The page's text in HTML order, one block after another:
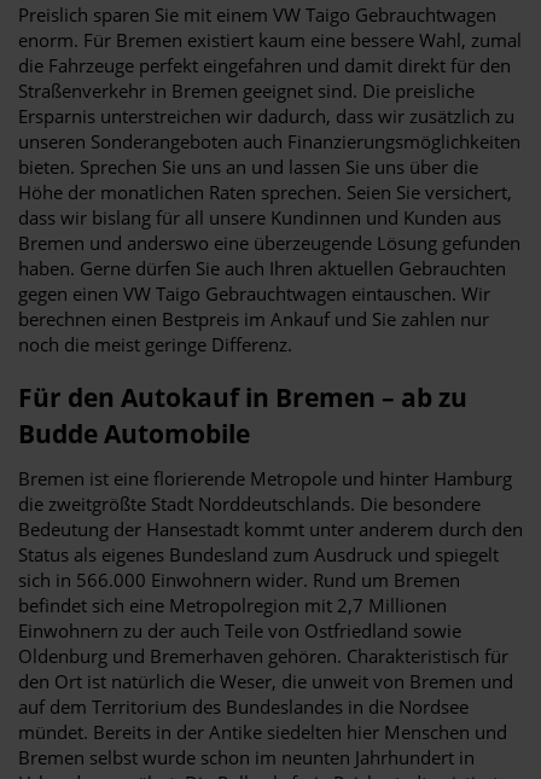
Preislich sparen Sie mit einem VW Taigo Gebrauchtwagen
enorm. Für Bremen existiert kaum eine bessere Wahl, zumal
die Fahrzeuge perfekt eingefahren und damit direkt für den
Straßenverkehr in Bremen geeignet sind. Die preisliche
Ersparnis unterstreichen wir dadurch, dass wir zusätzlich zu
unseren Sonderangeboten auch Finanzierungsmöglichkeiten
bieten. Sprechen Sie uns an und lassen Sie uns über die
Höhe der monatlichen Raten sprechen. Seien Sie versichert,
dass wir bislang für all unsere Kundinnen und Kunden aus
Bremen und anderswo eine überzeugende Lösung gefunden
haben. Gerne dürfen Sie auch Ihren aktuellen Gebrauchten
gegen einen VW Taigo Gebrauchtwagen eintauschen. Wir
berechnen einen Bestpreis im Ankauf und Sie zahlen nur
noch die meist geringe Differenz.
Für den Autokauf in Bremen – ab zu
Budde Automobile
Bremen ist eine florierende Metropole und hinter Hamburg
die zweitgrößte Stadt Norddeutschlands. Die besondere
Bedeutung der Hansestadt kommt unter anderem durch den
Status als eigenes Bundesland zum Ausdruck und spiegelt
sich in 566.000 Einwohnern wider. Rund um Bremen
befindet sich eine Metropolregion mit 2,7 Millionen
Einwohnern zu der auch Teile von Ostfriedland sowie
Oldenburg und Bremerhaven gehören. Charakteristisch für
den Ort ist natürlich die Weser, die unweit von Bremen und
auf dem Territorium des Bundeslandes in die Nordsee
mündet. Bereits in der Antike siedelten hier Menschen und
Bremen selbst wurde schon im neunten Jahrhundert in